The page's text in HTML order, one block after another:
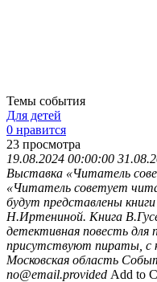
Темы события
Для детей
0 нравится
23 просмотра
19.08.2024 00:00:00
Выставка «Читатель
«Читатель советует
будут представлены
Н.Иртениной. Книга
детективная повесть
присутствуют пираты, с
Московская область
no@email.provided Add to